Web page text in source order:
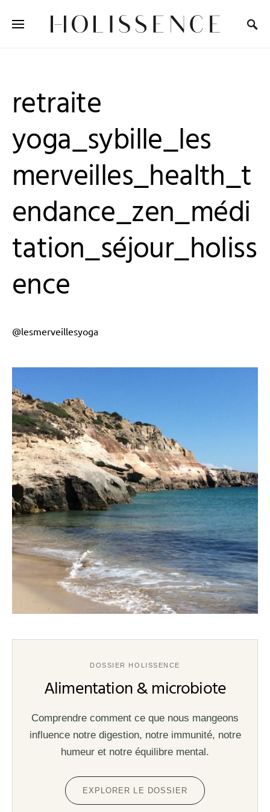
retraite
yoga_sybille_les
merveilles_health_t
endance_zen_médi
tation_séjour_holiss
ence
@lesmerveillesyoga
DOSSIER HOLISSENCE
Alimentation & microbiote
Comprendre comment ce que nous mangeons
influence notre digestion, notre immunité, notre
humeur et notre équilibre mental.
EXPLORER LE DOSSIER